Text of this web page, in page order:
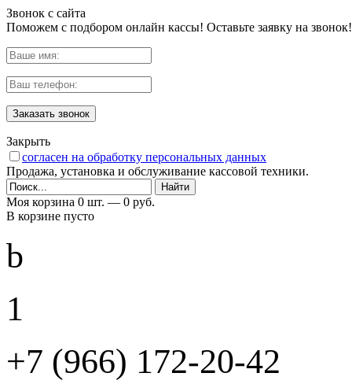
Звонок с сайта
Поможем с подбором онлайн кассы! Оставьте заявку на звонок!
Заказать звонок
Закрыть
согласен на обработку персональных данных
Продажа, установка и обслуживание кассовой техники.
Моя корзина 0 шт. — 0 руб.
В корзине пусто
b
1
+7 (966) 172-20-42